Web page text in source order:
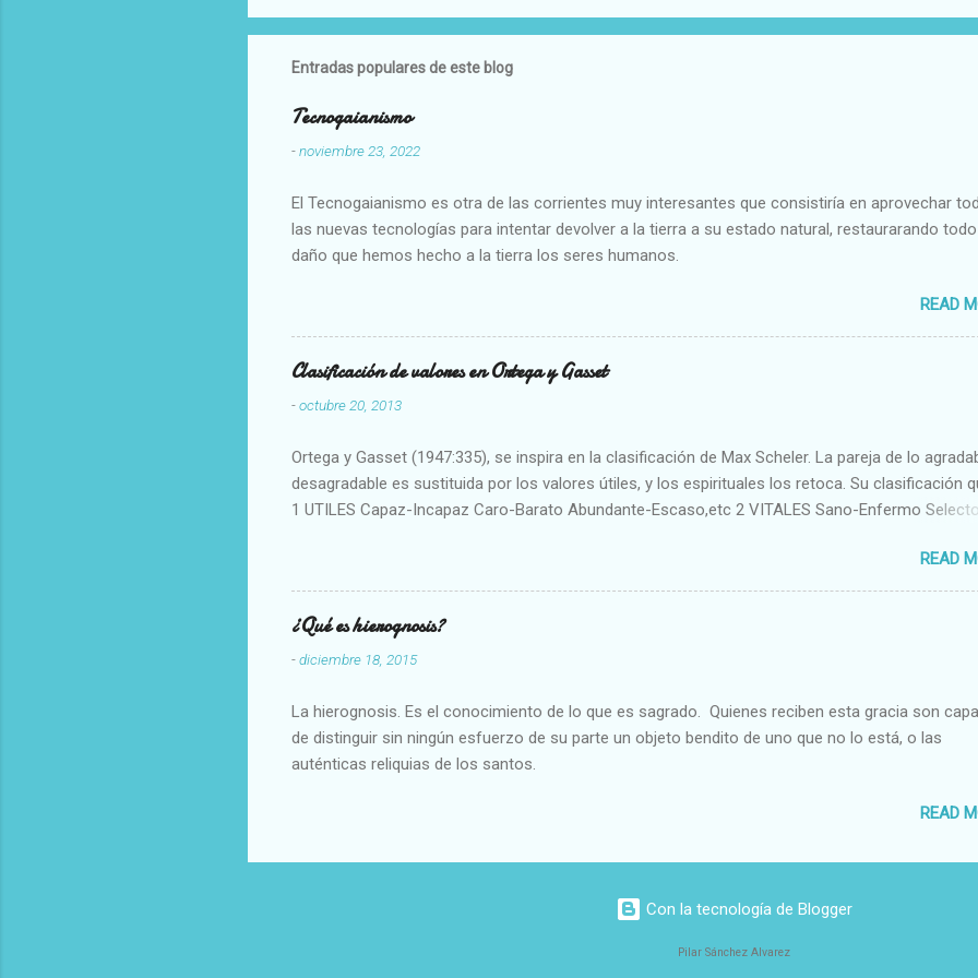
Entradas populares de este blog
Tecnogaianismo
-noviembre 23, 2022
El Tecnogaianismo es otra de las corrientes muy interesantes que consistiría en aprovechar
las nuevas tecnologías para intentar devolver a la tierra a su estado natural, restaurarando
daño que hemos hecho a la tierra los seres humanos.
READ
Clasificación de valores en Ortega y Gasset
-octubre 20, 2013
Ortega y Gasset (1947:335), se inspira en la clasificación de Max Scheler. La pareja de lo
desagradable es sustituida por los valores útiles, y los espirituales los retoca. Su clasificación
1 UTILES Capaz-Incapaz Caro-Barato Abundante-Escaso,etc 2 VITALES Sano-Enfermo
Aproximado Evidente-Probable,etc b) Morales Bueno-malo Bondadoso-malvado Justo-Injusto
Escrupuloso-Relajado Leal-Desleal,etc. d) Estéticos Bello-Feo Gracioso-Tosco Elegante-
Armonioso-Inarmonioso 4 RELIGIOSOS Santo-Pr...
READ
¿Qué es hierognosis?
-diciembre 18, 2015
La hierognosis. Es el conocimiento de lo que es sagrado. Quienes reciben esta gracia son
de distinguir sin ningún esfuerzo de su parte un objeto bendito de uno que no lo está, o las
auténticas reliquias de los santos.
READ
Con la tecnología de Blogger
Pilar Sánchez Alvarez